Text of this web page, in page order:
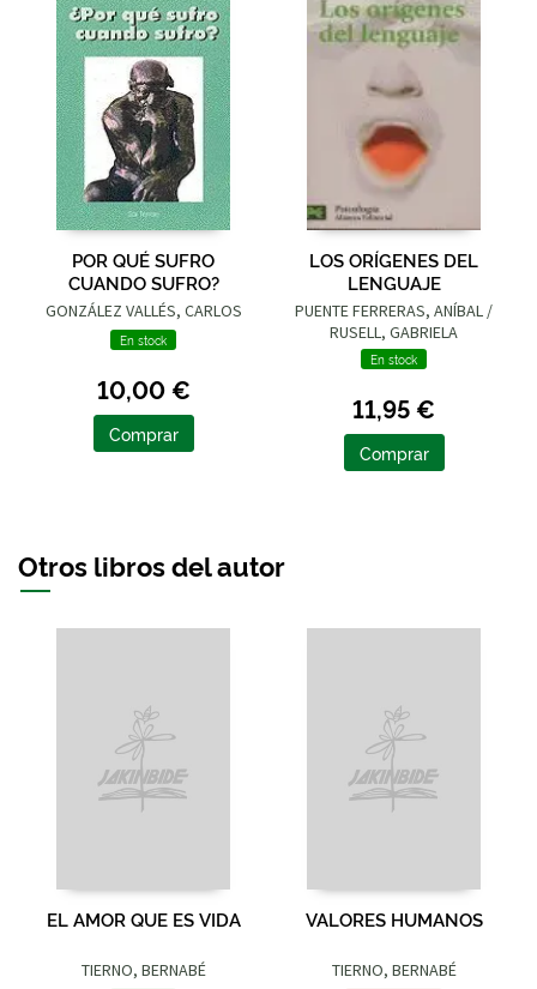
POR QUÉ SUFRO
CUANDO SUFRO?
GONZÁLEZ VALLÉS, CARLOS
En stock
10,00 €
Comprar
LOS ORÍGENES DEL
LENGUAJE
PUENTE FERRERAS, ANÍBAL /
RUSELL, GABRIELA
En stock
11,95 €
Comprar
Otros libros del autor
EL AMOR QUE ES VIDA
TIERNO, BERNABÉ
VALORES HUMANOS
TIERNO, BERNABÉ